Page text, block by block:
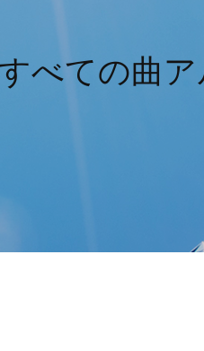
べての曲